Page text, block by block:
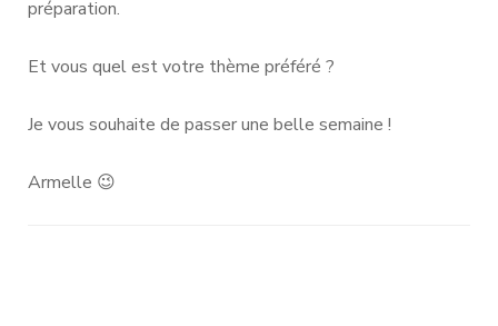
préparation.
Et vous quel est votre thème préféré ?
Je vous souhaite de passer une belle semaine !
Armelle 😉